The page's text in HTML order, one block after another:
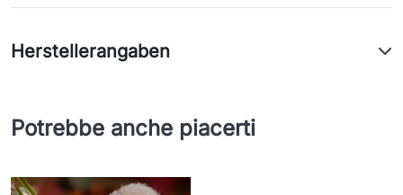
Herstellerangaben
Potrebbe anche piacerti